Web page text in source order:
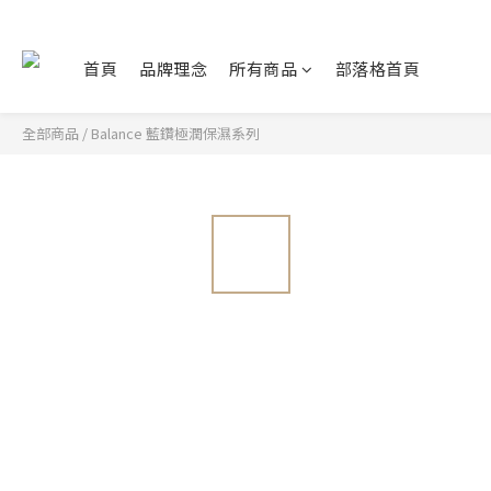
首頁 品牌理念 所有商品 部落格首頁
全部商品 / Balance 藍鑽極潤保濕系列